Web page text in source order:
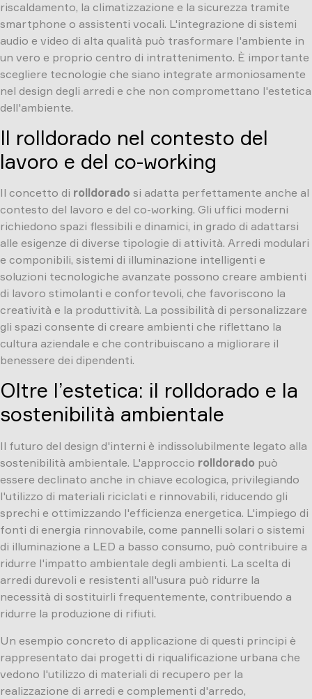
riscaldamento, la climatizzazione e la sicurezza tramite
smartphone o assistenti vocali. L'integrazione di sistemi
audio e video di alta qualità può trasformare l'ambiente in
un vero e proprio centro di intrattenimento. È importante
scegliere tecnologie che siano integrate armoniosamente
nel design degli arredi e che non compromettano l'estetica
dell'ambiente.
Il rolldorado nel contesto del
lavoro e del co-working
Il concetto di rolldorado si adatta perfettamente anche al
contesto del lavoro e del co-working. Gli uffici moderni
richiedono spazi flessibili e dinamici, in grado di adattarsi
alle esigenze di diverse tipologie di attività. Arredi modulari
e componibili, sistemi di illuminazione intelligenti e
soluzioni tecnologiche avanzate possono creare ambienti
di lavoro stimolanti e confortevoli, che favoriscono la
creatività e la produttività. La possibilità di personalizzare
gli spazi consente di creare ambienti che riflettano la
cultura aziendale e che contribuiscano a migliorare il
benessere dei dipendenti.
Oltre l’estetica: il rolldorado e la
sostenibilità ambientale
Il futuro del design d'interni è indissolubilmente legato alla
sostenibilità ambientale. L'approccio rolldorado può
essere declinato anche in chiave ecologica, privilegiando
l'utilizzo di materiali riciclati e rinnovabili, riducendo gli
sprechi e ottimizzando l'efficienza energetica. L'impiego di
fonti di energia rinnovabile, come pannelli solari o sistemi
di illuminazione a LED a basso consumo, può contribuire a
ridurre l'impatto ambientale degli ambienti. La scelta di
arredi durevoli e resistenti all'usura può ridurre la
necessità di sostituirli frequentemente, contribuendo a
ridurre la produzione di rifiuti.
Un esempio concreto di applicazione di questi principi è
rappresentato dai progetti di riqualificazione urbana che
vedono l'utilizzo di materiali di recupero per la
realizzazione di arredi e complementi d'arredo,